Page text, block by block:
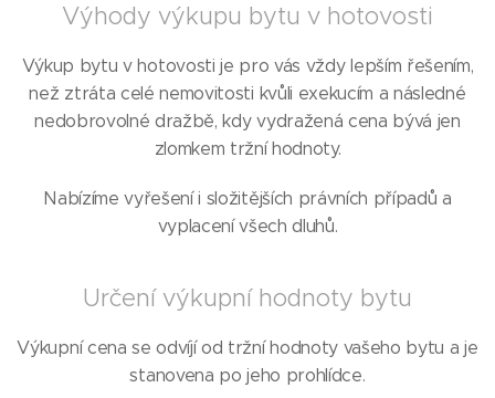
Výhody výkupu bytu v hotovosti
Výkup bytu v hotovosti je pro vás vždy lepším řešením,
než ztráta celé nemovitosti kvůli exekucím a následné
nedobrovolné dražbě, kdy vydražená cena bývá jen
zlomkem tržní hodnoty.
Nabízíme vyřešení i složitějších právních případů a
vyplacení všech dluhů.
Určení výkupní hodnoty bytu
Výkupní cena se odvíjí od tržní hodnoty vašeho bytu a je
stanovena po jeho prohlídce.